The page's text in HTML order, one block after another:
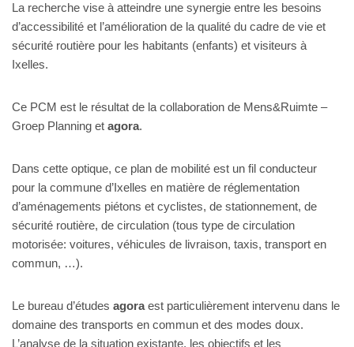
La recherche vise à atteindre une synergie entre les besoins
d’accessibilité et l’amélioration de la qualité du cadre de vie et
sécurité routière pour les habitants (enfants) et visiteurs à
Ixelles.
Ce PCM est le résultat de la collaboration de Mens&Ruimte –
Groep Planning et agora.
Dans cette optique, ce plan de mobilité est un fil conducteur
pour la commune d’Ixelles en matière de réglementation
d’aménagements piétons et cyclistes, de stationnement, de
sécurité routière, de circulation (tous type de circulation
motorisée: voitures, véhicules de livraison, taxis, transport en
commun, …).
Le bureau d’études agoraest particulièrement intervenu dans le
domaine des transports en commun et des modes doux.
L’analyse de la situation existante, les objectifs et les